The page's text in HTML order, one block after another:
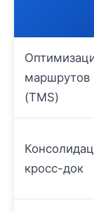
маршрутов
(TMS)
кросс-док